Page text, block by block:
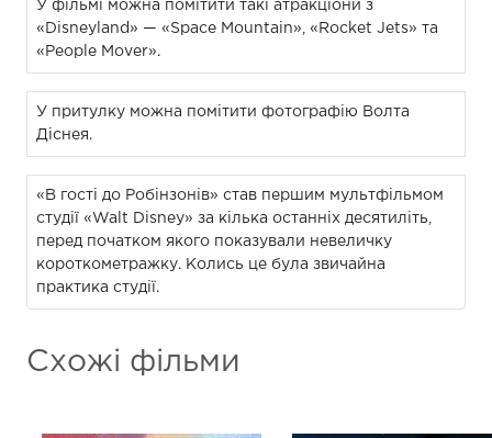
У фільмі можна помітити такі атракціони з
«Disneyland» — «Space Mountain», «Rocket Jets» та
«People Mover».
У притулку можна помітити фотографію Волта
Діснея.
«В гості до Робінзонів» став першим мультфільмом
студії «Walt Disney» за кілька останніх десятиліть,
перед початком якого показували невеличку
короткометражку. Колись це була звичайна
практика студії.
Схожі фільми